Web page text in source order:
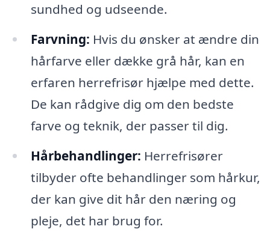
sundhed og udseende.
Farvning: Hvis du ønsker at ændre din
hårfarve eller dække grå hår, kan en
erfaren herrefrisør hjælpe med dette.
De kan rådgive dig om den bedste
farve og teknik, der passer til dig.
Hårbehandlinger: Herrefrisører
tilbyder ofte behandlinger som hårkur,
der kan give dit hår den næring og
pleje, det har brug for.